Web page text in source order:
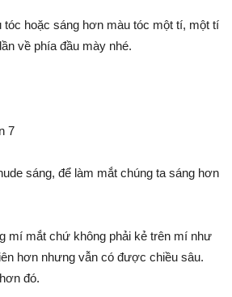
hoặc sáng hơn màu tóc một tí, một tí
về phía đầu mày nhé.
sáng, để làm mắt chúng ta sáng hơn
mí mắt chứ không phải kẻ trên mí như
hơn nhưng vẫn có được chiều sâu.
đó.